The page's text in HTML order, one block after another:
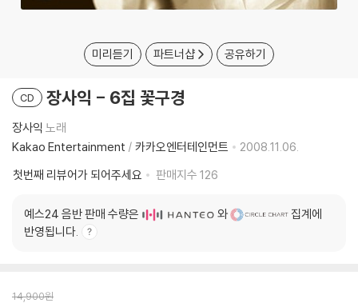
미리듣기 파트너샵 공유하기
CD 장사익 - 6집 꽃구경
장사익 노래
Kakao Entertainment / 카카오엔터테인먼트
2008.11.06.
첫번째 리뷰어가 되어주세요
판매지수 126
예스24 음반 판매 수량은 와
집계에
반영됩니다.
14,900원